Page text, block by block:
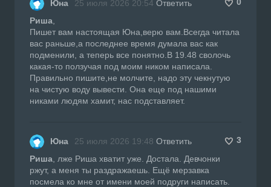
Юна 25 июля 2026 20:54 Ответить
Риша
Пишет вам настоящая Юна,верю вам.Всегда читала
вас раньше,а последнее время думала вас как
подменили, а теперь все понятно.В 19.48 сволочь
какая-то ползучая под моим ником написала.
Правильно пишите,не молчите, надо эту чекнутую
на чистую воду вывести. Она еще под нашими
никами людям хамит, нас подставляет.
Юна 25 июля 2026 19:48 Ответить
3
Риша , лже Риша хватит уже. Достала. Девчонки
ржут, а меня ты раздражаешь. Ещё мерзавка
посмела ко мне от имени моей подруги написать.